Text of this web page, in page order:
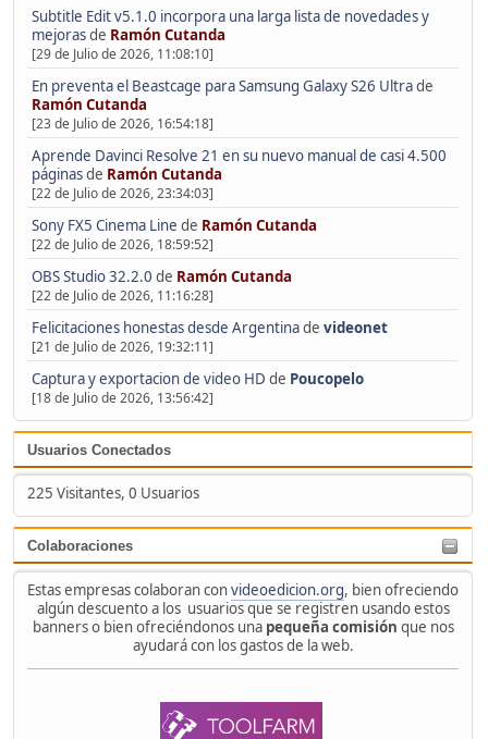
Subtitle Edit v5.1.0 incorpora una larga lista de novedades y
mejorasde Ramón Cutanda
[29 de Julio de 2026, 11:08:10]
En preventa el Beastcage para Samsung Galaxy S26 Ultrade
Ramón Cutanda
[23 de Julio de 2026, 16:54:18]
Aprende Davinci Resolve 21 en su nuevo manual de casi 4.500
páginasde Ramón Cutanda
[22 de Julio de 2026, 23:34:03]
Sony FX5 Cinema Line de Ramón Cutanda
[22 de Julio de 2026, 18:59:52]
OBS Studio 32.2.0 de Ramón Cutanda
[22 de Julio de 2026, 11:16:28]
Felicitaciones honestas desde Argentinade videonet
[21 de Julio de 2026, 19:32:11]
Captura y exportacion de video HD de Poucopelo
[18 de Julio de 2026, 13:56:42]
Usuarios Conectados
225 Visitantes, 0 Usuarios
Colaboraciones
Estas empresas colaboran convideoedicion.org, bien ofreciendo
algún descuento a los usuarios que se registren usando estos
banners o bien ofreciéndonos una pequeña comisión que nos
ayudará con los gastos de la web.